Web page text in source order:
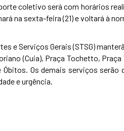
coletivo será com horários
na sexta-feira (21) e voltará à
e Serviços Gerais (STSG)
(Cuia), Praça Tochetto,
Óbitos. Os demais serviços
e urgência.